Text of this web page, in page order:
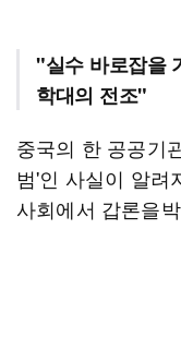
"실수 바로잡을
학대의 전조"
중국의 한 공공기
범'인 사실이 알려
사회에서 갑론을